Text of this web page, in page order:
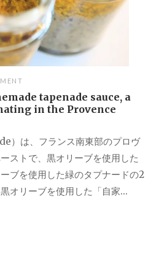
tapenade sauce, a
in the Provence
）は、フランス南東部のプロヴ
ストで、黒オリーブを使用した
ブを使用した緑のタプナードの2
オリーブを使用した「自家...